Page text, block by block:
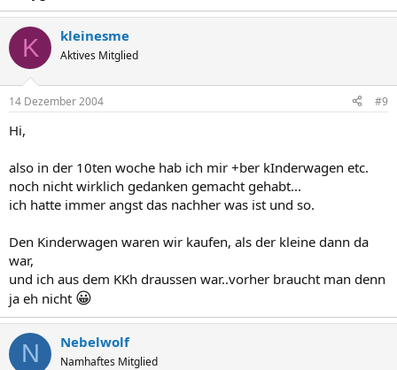
K kleinesme
Aktives Mitglied
14 Dezember 2004 #9
Hi,
also in der 10ten woche hab ich mir +ber kInderwagen etc.
noch nicht wirklich gedanken gemacht gehabt...
ich hatte immer angst das nachher was ist und so.
Den Kinderwagen waren wir kaufen, als der kleine dann da
war,
und ich aus dem KKh draussen war..vorher braucht man denn
ja eh nicht 😀
N Nebelwolf
Namhaftes Mitglied